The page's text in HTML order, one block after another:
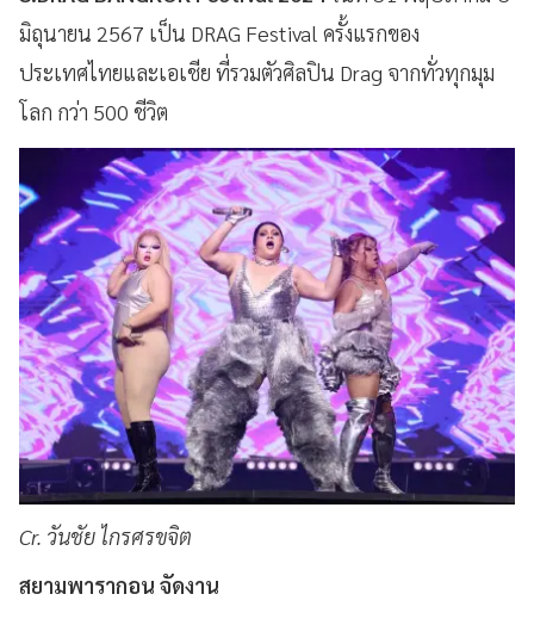
มิถุนายน 2567 เป็น DRAG Festival ครั้งแรกของ
ประเทศไทยและเอเชีย ที่รวมตัวศิลปิน Drag จากทั่วทุกมุม
โลก กว่า 500 ชีวิต
Cr. วันชัย ไกรศรขจิต
สยามพารากอน จัดงาน